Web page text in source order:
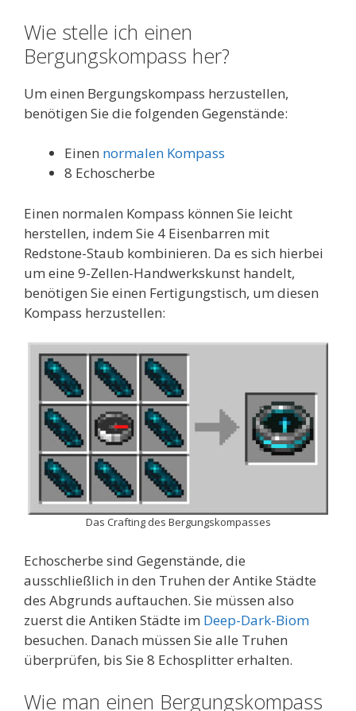
Wie stelle ich einen
Bergungskompass her?
Um einen Bergungskompass herzustellen,
benötigen Sie die folgenden Gegenstände:
Einen normalen Kompass
8 Echoscherbe
Einen normalen Kompass können Sie leicht
herstellen, indem Sie 4 Eisenbarren mit
Redstone-Staub kombinieren. Da es sich hierbei
um eine 9-Zellen-Handwerkskunst handelt,
benötigen Sie einen Fertigungstisch, um diesen
Kompass herzustellen:
Das Crafting des Bergungskompasses
Echoscherbe sind Gegenstände, die
ausschließlich in den Truhen der Antike Städte
des Abgrunds auftauchen. Sie müssen also
zuerst die Antiken Städte im Deep-Dark-Biom
besuchen. Danach müssen Sie alle Truhen
überprüfen, bis Sie 8 Echosplitter erhalten.
Wie man einen Bergungskompass